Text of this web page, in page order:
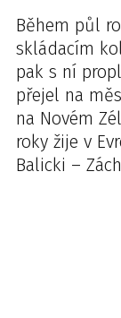
Během půl
skládacím
pak s ní
přejel na
na Novém
roky žije v
Balicki –